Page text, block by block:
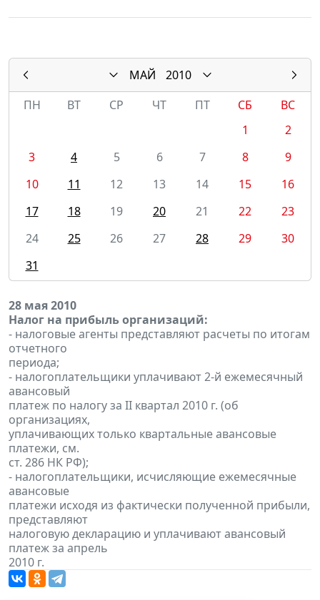
МАЙ
2010
ПН
ВТ СР ЧТ ПТ СБ
ВС
1
2
3
4 5 6 7 8
9
10
11 12 13 14 15
16
17
18 19 20 21 22
23
24
25 26 27 28 29
30
31
28 мая 2010
Налог на прибыль организаций:
- налоговые агенты представляют расчеты по итогам
отчетного
периода;
- налогоплательщики уплачивают 2-й ежемесячный
авансовый
платеж по налогу за II квартал 2010 г. (об
организациях,
уплачивающих только квартальные авансовые
платежи, см.
ст. 286 НК РФ);
- налогоплательщики, исчисляющие ежемесячные
авансовые
платежи исходя из фактически полученной прибыли,
представляют
налоговую декларацию и уплачивают авансовый
платеж за апрель
2010 г.